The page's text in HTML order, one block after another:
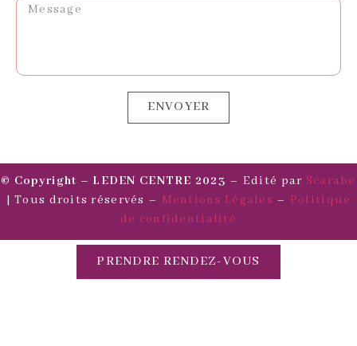
ENVOYER
© Copyright – LEDEN CENTRE 2023 – Edité par Scarabe
| Tous droits réservés – Mentions Légales – Politique
de confidentialité
PRENDRE RENDEZ-VOUS